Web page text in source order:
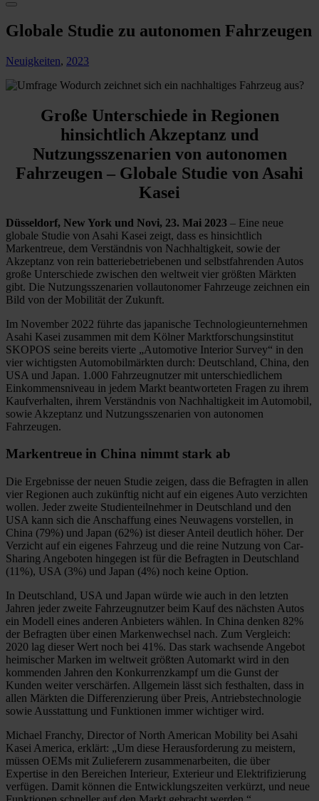
Globale Studie zu autonomen Fahrzeugen
Neuigkeiten, 2023
Große Unterschiede in Regionen
hinsichtlich Akzeptanz und
Nutzungsszenarien von autonomen
Fahrzeugen – Globale Studie von Asahi
Kasei
Düsseldorf, New York und Novi, 23. Mai 2023 – Eine neue
globale Studie von Asahi Kasei zeigt, dass es hinsichtlich
Markentreue, dem Verständnis von Nachhaltigkeit, sowie der
Akzeptanz von rein batteriebetriebenen und selbstfahrenden Autos
große Unterschiede zwischen den weltweit vier größten Märkten
gibt. Die Nutzungsszenarien vollautonomer Fahrzeuge zeichnen ein
Bild von der Mobilität der Zukunft.
Im November 2022 führte das japanische Technologieunternehmen
Asahi Kasei zusammen mit dem Kölner Marktforschungsinstitut
SKOPOS seine bereits vierte „Automotive Interior Survey“ in den
vier wichtigsten Automobilmärkten durch: Deutschland, China, den
USA und Japan. 1.000 Fahrzeugnutzer mit unterschiedlichem
Einkommensniveau in jedem Markt beantworteten Fragen zu ihrem
Kaufverhalten, ihrem Verständnis von Nachhaltigkeit im Automobil,
sowie Akzeptanz und Nutzungsszenarien von autonomen
Fahrzeugen.
Markentreue in China nimmt stark ab
Die Ergebnisse der neuen Studie zeigen, dass die Befragten in allen
vier Regionen auch zukünftig nicht auf ein eigenes Auto verzichten
wollen. Jeder zweite Studienteilnehmer in Deutschland und den
USA kann sich die Anschaffung eines Neuwagens vorstellen, in
China (79%) und Japan (62%) ist dieser Anteil deutlich höher. Der
Verzicht auf ein eigenes Fahrzeug und die reine Nutzung von Car-
Sharing Angeboten hingegen ist für die Befragten in Deutschland
(11%), USA (3%) und Japan (4%) noch keine Option.
In Deutschland, USA und Japan würde wie auch in den letzten
Jahren jeder zweite Fahrzeugnutzer beim Kauf des nächsten Autos
ein Modell eines anderen Anbieters wählen. In China denken 82%
der Befragten über einen Markenwechsel nach. Zum Vergleich:
2020 lag dieser Wert noch bei 41%. Das stark wachsende Angebot
heimischer Marken im weltweit größten Automarkt wird in den
kommenden Jahren den Konkurrenzkampf um die Gunst der
Kunden weiter verschärfen. Allgemein lässt sich festhalten, dass in
allen Märkten die Differenzierung über Preis, Antriebstechnologie
sowie Ausstattung und Funktionen immer wichtiger wird.
Michael Franchy, Director of North American Mobility bei Asahi
Kasei America, erklärt: „Um diese Herausforderung zu meistern,
müssen OEMs mit Zulieferern zusammenarbeiten, die über
Expertise in den Bereichen Interieur, Exterieur und Elektrifizierung
verfügen. Damit können die Entwicklungszeiten verkürzt, und neue